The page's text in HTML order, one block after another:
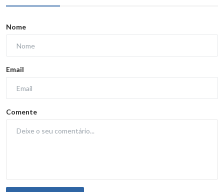
Nome
Email
Comente